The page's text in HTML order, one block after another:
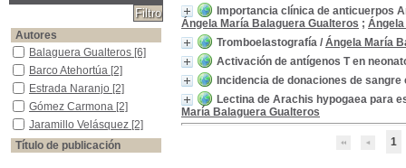
Importancia clínica de anticuerpos
Ángela María Balaguera Gualteros ;
Tromboelastografía / Ángela María
Activación de antígenos T en
Incidencia de donaciones de
Lectina de Arachis hypogaea para
María Balaguera Gualteros
1
Autores
Balaguera Gualteros
Balaguera Gualteros [6]
Barco Atehortúa
Barco Atehortúa [2]
Estrada Naranjo
Estrada Naranjo [2]
Gómez Carmona
Gómez Carmona [2]
Jaramillo Velásquez
Jaramillo Velásquez [2]
Título de publicación